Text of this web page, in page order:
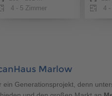
4 - 5 Zimmer
4
Marlow
Generationsprojekt, denn